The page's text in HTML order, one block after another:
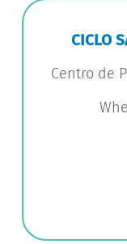
CICLO
Centro de